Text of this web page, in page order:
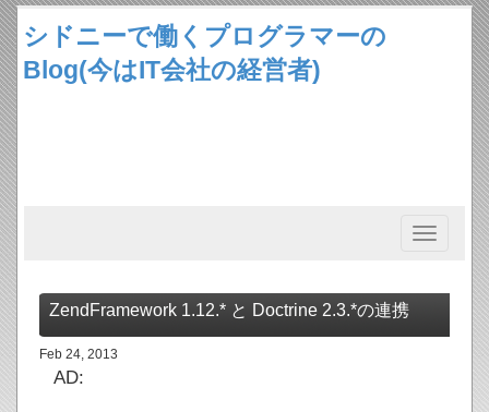
シドニーで働くプログラマーの
Blog(今はIT会社の経営者)
Toggle
navigation
ZendFramework 1.12.* と Doctrine 2.3.*の連携
Feb 24, 2013
AD: